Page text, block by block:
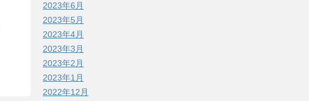
2023年6月
2023年5月
2023年4月
2023年3月
2023年2月
2023年1月
2022年12月